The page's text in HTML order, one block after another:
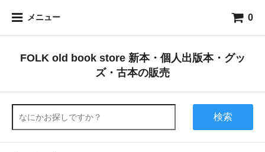
メニュー 0
FOLK old book store 新本・個人出版本・グッ
ズ・古本の販売
検索